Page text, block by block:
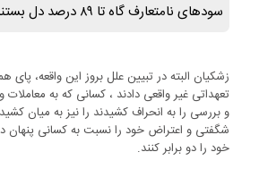
سودهای نامتعارف گاه تا ۸۹ درصد دل بستند.
زشکیان البته در تبیین علل بروز این واقعه،
تعهداتی غیر واقعی دادند ، کسانی که به
و بررسی را به انحراف کشیدند را نیز به میان
شگفتی و اعتراض خود را نسبت به کسانی
خود را دو برابر کنند.